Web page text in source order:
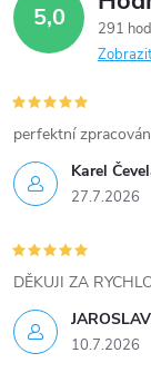
d
a
c
í
p
r
v
k
y
5,0
291
Karel
27.7.2026
perfektní
10.7.2026
DĚKUJI ZA